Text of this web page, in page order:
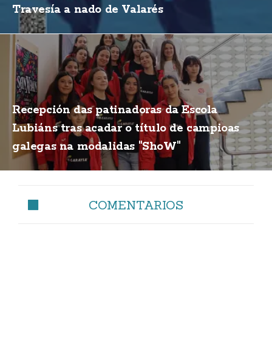
Travesía a nado de Valarés
Recepción das patinadoras da Escola
Lubiáns tras acadar o título de campioas
galegas na modalidas "ShoW"
COMENTARIOS